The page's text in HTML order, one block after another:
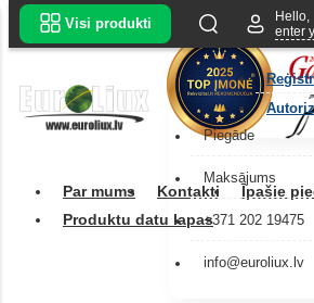
Piegāde
Maksājums
+371 202 19475
info@euroliux.lv
Par mums Kontakti
Īpašie
Produktu datu lapas
Visi produkti
Hello,
enter